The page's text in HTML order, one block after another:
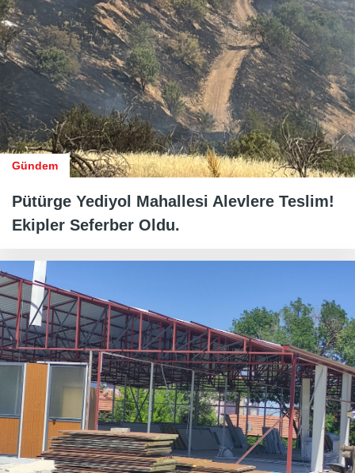
Gündem
Pütürge Yediyol Mahallesi Alevlere Teslim!
Ekipler Seferber Oldu.